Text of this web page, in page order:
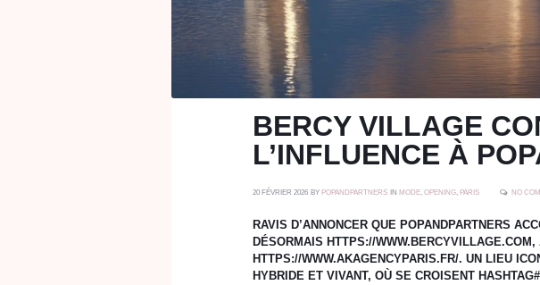
BERCY VILLAGE
L’INFLUENCE À
20 FÉVRIER 2026 BY POPANDPARTNERS IN MODE,OPENING, PARIS NO
RAVIS D’ANNONCER QUE POPANDPARTNERS
DÉSORMAIS HTTPS://
HTTPS://WWW.AKAGENCYPARIS.FR/. UN LIEU
HYBRIDE ET VIVANT, OÙ SE CROISENT